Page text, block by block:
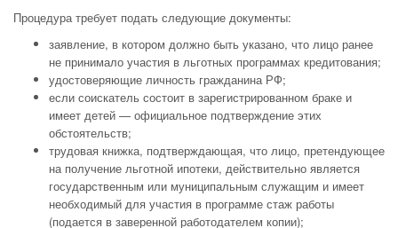
Процедура требует подать следующие документы:
заявление, в котором должно быть указано, что лицо ранее
не принимало участия в льготных программах кредитования;
удостоверяющие личность гражданина РФ;
если соискатель состоит в зарегистрированном браке и
имеет детей — официальное подтверждение этих
обстоятельств;
трудовая книжка, подтверждающая, что лицо, претендующее
на получение льготной ипотеки, действительно является
государственным или муниципальным служащим и имеет
необходимый для участия в программе стаж работы
(подается в заверенной работодателем копии);